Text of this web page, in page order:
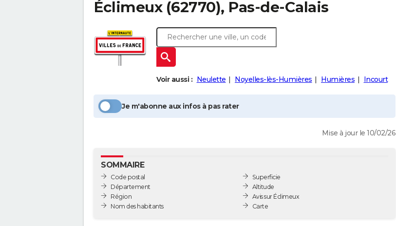
Éclimeux(62770), Pas-de-Calais
Voir aussi : Neulette Noyelles-lès-Humières Humières Incourt
Je m'abonne aux infos à pas rater
Mise à jour le 10/02/26
SOMMAIRE
Code postal
Département
Région
Nom des habitants
Superficie
Altitude
Avis sur Éclimeux
Carte